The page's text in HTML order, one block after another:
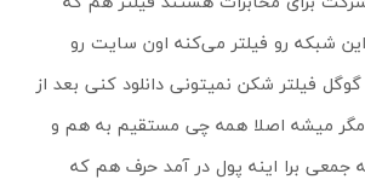
شبکه رو فیلتر می‌کنه اون سایت رو
فیلتر شکن نمیتونی دانلود کنی بعد از
مگر میشه اصلا همه چی مستقیم به هم و
جمعی برا اینه پول در آمد حرف هم که